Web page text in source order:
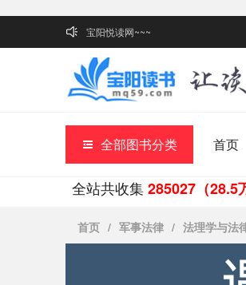
宝阳悦读网~~~
全部图书分类 首页
全站共收集285027（28.5
首页 / 军事法律 / 法理学与法